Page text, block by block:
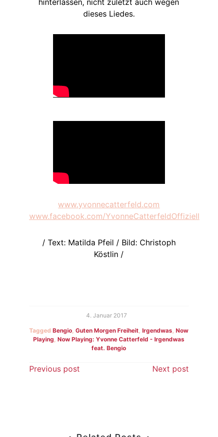
hinterlassen, nicht zuletzt auch wegen
dieses Liedes.
www.yvonnecatterfeld.com
www.facebook.com/YvonneCatterfeldOffiziell
/ Text: Matilda Pfeil / Bild: Christoph
Köstlin /
4. Januar 2017
TaggedBengio,Guten Morgen Freiheit,Irgendwas,Now
Playing,Now Playing: Yvonne Catterfeld - Irgendwas
feat. Bengio
Beitragsnavigation
Previous post Next post